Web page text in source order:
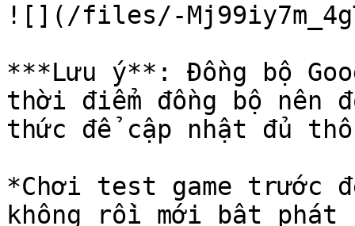
![](/files/-
***Lưu ý**: Đồng bộ
thời điểm đồng bộ nên
thức để cập nhật đủ
*Chơi test game trước